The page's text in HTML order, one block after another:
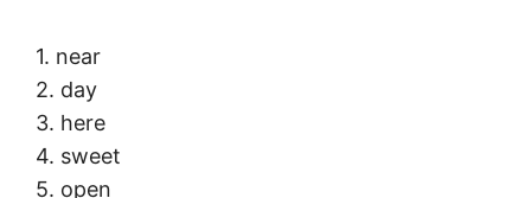
1. near
2. day
3. here
4. sweet
5. open